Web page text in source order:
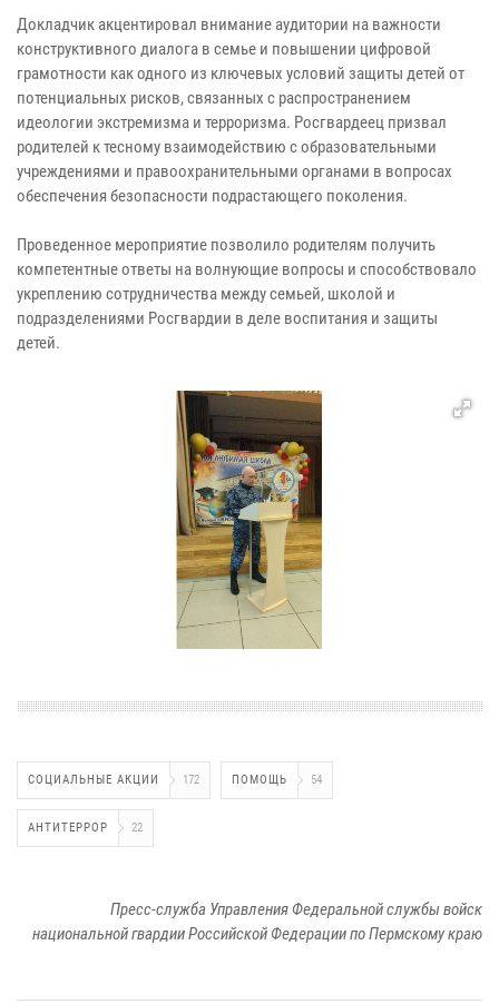
Докладчик акцентировал внимание аудитории на важности
конструктивного диалога в семье и повышении цифровой
грамотности как одного из ключевых условий защиты детей от
потенциальных рисков, связанных с распространением
идеологии экстремизма и терроризма. Росгвардеец призвал
родителей к тесному взаимодействию с образовательными
учреждениями и правоохранительными органами в вопросах
обеспечения безопасности подрастающего поколения.
Проведенное мероприятие позволило родителям получить
компетентные ответы на волнующие вопросы и способствовало
укреплению сотрудничества между семьей, школой и
подразделениями Росгвардии в деле воспитания и защиты
детей.
СОЦИАЛЬНЫЕ АКЦИИ 172 ПОМОЩЬ 54
АНТИТЕРРОР 22
Пресс-служба Управления Федеральной службы войск
национальной гвардии Российской Федерации по Пермскому краю